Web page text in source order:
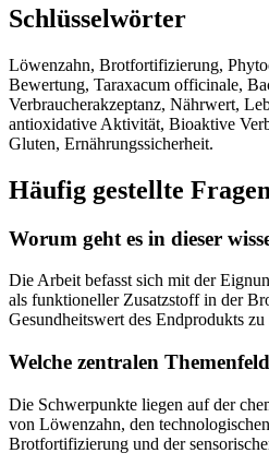
Schlüsselwörter
Löwenzahn, Brotfortifizierung,
Bewertung, Taraxacum officinale,
Verbraucherakzeptanz, Nährwert,
antioxidative Aktivität, Bioaktive
Gluten, Ernährungssicherheit.
Häufig gestellte Fragen
Worum geht es in dieser
Die Arbeit befasst sich mit der
als funktioneller Zusatzstoff in der
Gesundheitswert des Endprodukts zu
Welche zentralen
Die Schwerpunkte liegen auf der
von Löwenzahn, den
Brotfortifizierung und der